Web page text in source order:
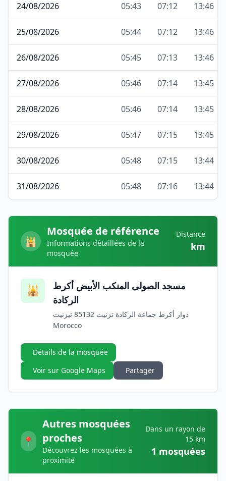
24/08/2026 05:43 07:12 13:46
25/08/2026 05:44 07:12 13:46
26/08/2026 05:45 07:13 13:46
27/08/2026 05:46 07:14 13:45
28/08/2026 05:46 07:14 13:45
29/08/2026 05:47 07:15 13:45
30/08/2026 05:48 07:15 13:44
31/08/2026 05:48 07:16 13:44
🕌
Mosquée de référence
Informations détaillées de la
mosquée
Distance
km
🕌
مسجد الصولى المنكب الأبيض أكرط
الركادة
دوار أكرط جماعة الركادة تزنيت 85132 تيزنيت
Morocco
Détails de la mosquée
Voir sur Google Maps
Partager
📍
Autres mosquées
proches
Découvrez les mosquées à
proximité
Dans un rayon de
15 km
1 mosquées